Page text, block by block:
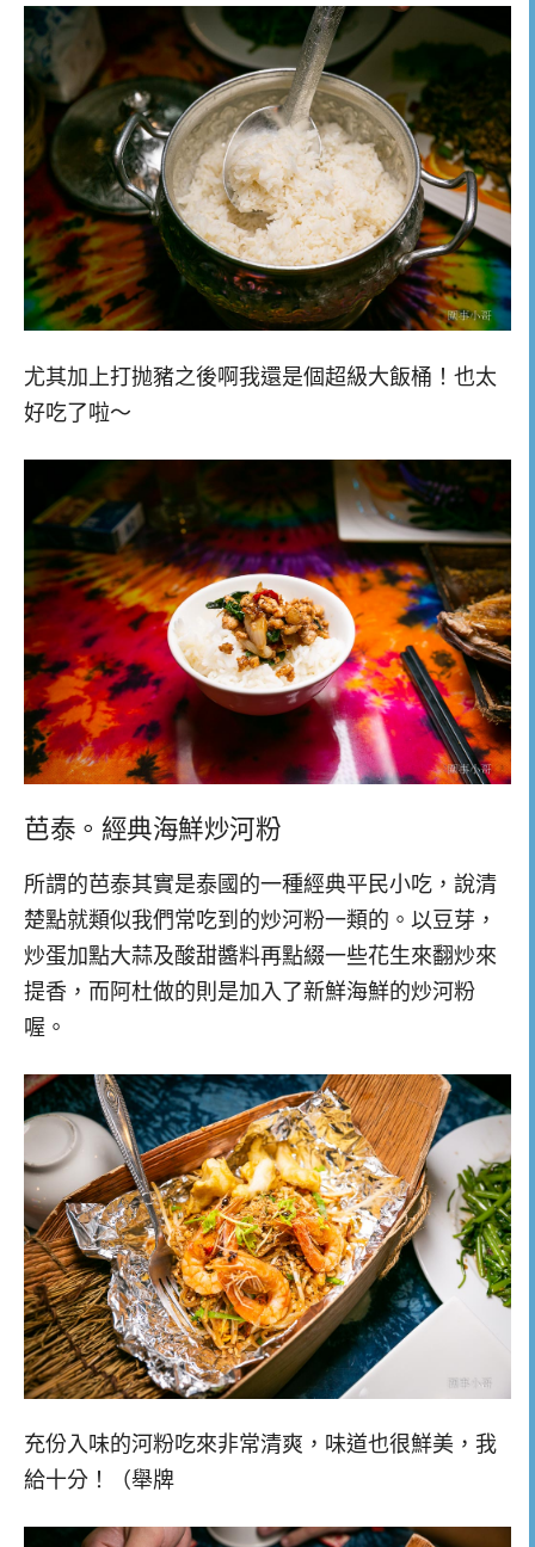
尤其加上打抛豬之後啊我還是個超級大飯桶！也太
好吃了啦～
芭泰。經典海鮮炒河粉
所謂的芭泰其實是泰國的一種經典平民小吃，說清
楚點就類似我們常吃到的炒河粉一類的。以豆芽，
炒蛋加點大蒜及酸甜醬料再點綴一些花生來翻炒來
提香，而阿杜做的則是加入了新鮮海鮮的炒河粉
喔。
充份入味的河粉吃來非常清爽，味道也很鮮美，我
給十分！（舉牌